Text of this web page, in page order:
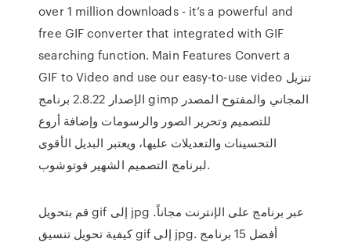
over 1 million downloads - it’s a powerful and
free GIF converter that integrated with GIF
searching function. Main Features Convert a
GIF to Video and use our easy-to-use video تنزيل
الإصدار 2.8.22 برنامج gimp المجاني والمفتوح المصدر
للتصميم وتحرير الصور والرسومات وإضافة أروع
التحسينات والتعديلات عليها، ويعتبر البديل الأقوى
لبرنامج التصميم الشهير فوتوشوب.
قم بتحويل gif إلى jpg عبر برنامج على الإنترنت مجاناً.
كيفية تحويل تنسيق gif إلى jpg. أفضل 15 برنامج